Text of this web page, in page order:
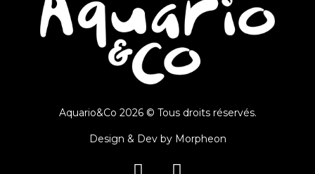
Aquario&Co 2026 © Tous droits réservés.
Design & Dev by Morpheon